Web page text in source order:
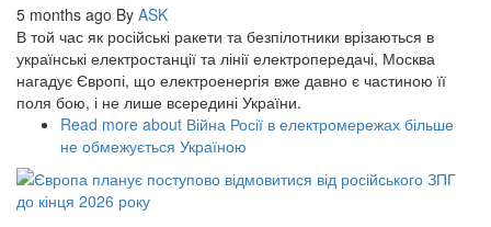
5 months ago By ASK
В той час як російські ракети та безпілотники врізаються в
українські електростанції та лінії електропередачі, Москва
нагадує Європі, що електроенергія вже давно є частиною її
поля бою, і не лише всередині України.
Read more about Війна Росії в електромережах більше
не обмежується Україною